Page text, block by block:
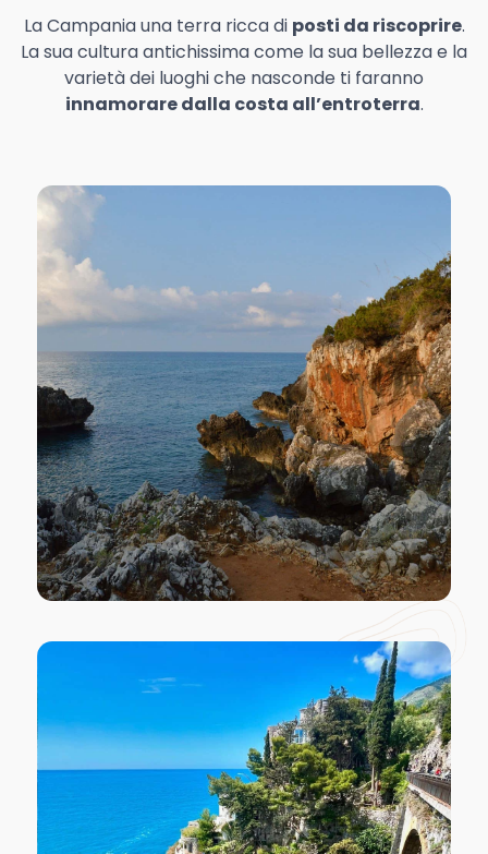
La Campania una terra ricca di posti da riscoprire.
La sua cultura antichissima come la sua bellezza e la
varietà dei luoghi che nasconde ti faranno
innamorare dalla costa all’entroterra.